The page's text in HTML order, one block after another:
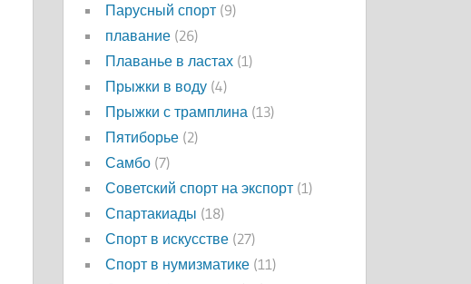
Парусный спорт (9)
плавание (26)
Плаванье в ластах (1)
Прыжки в воду (4)
Прыжки с трамплина (13)
Пятиборье (2)
Самбо (7)
Советский спорт на экспорт (1)
Спартакиады (18)
Спорт в искусстве (27)
Спорт в нумизматике (11)